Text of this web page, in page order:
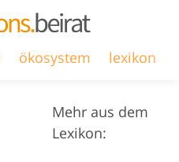
ökosystem lexikon
Mehr aus dem
Lexikon: